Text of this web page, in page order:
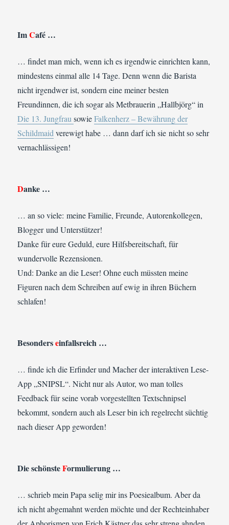
ImCafé …
… findet man mich, wenn ich es irgendwie einrichten kann,
mindestens einmal alle 14 Tage. Denn wenn die Barista
nicht irgendwer ist, sondern eine meiner besten
Freundinnen, die ich sogar als Metbrauerin „Hallbjörg“ in
Die 13. JungfrausowieFalkenherz – Bewährung der
Schildmaidverewigt habe … dann darf ich sie nicht so sehr
vernachlässigen!
Danke …
… an so viele: meine Familie, Freunde, Autorenkollegen,
Blogger und Unterstützer!
Danke für eure Geduld, eure Hilfsbereitschaft, für
wundervolle Rezensionen.
Und: Danke an die Leser! Ohne euch müssten meine
Figuren nach dem Schreiben auf ewig in ihren Büchern
schlafen!
Besonderseinfallsreich …
… finde ich die Erfinder und Macher der interaktiven Lese-
App „SNIPSL“. Nicht nur als Autor, wo man tolles
Feedback für seine vorab vorgestellten Textschnipsel
bekommt, sondern auch als Leser bin ich regelrecht süchtig
nach dieser App geworden!
Die schönsteFormulierung …
… schrieb mein Papa selig mir ins Poesiealbum. Aber da
ich nicht abgemahnt werden möchte und der Rechteinhaber